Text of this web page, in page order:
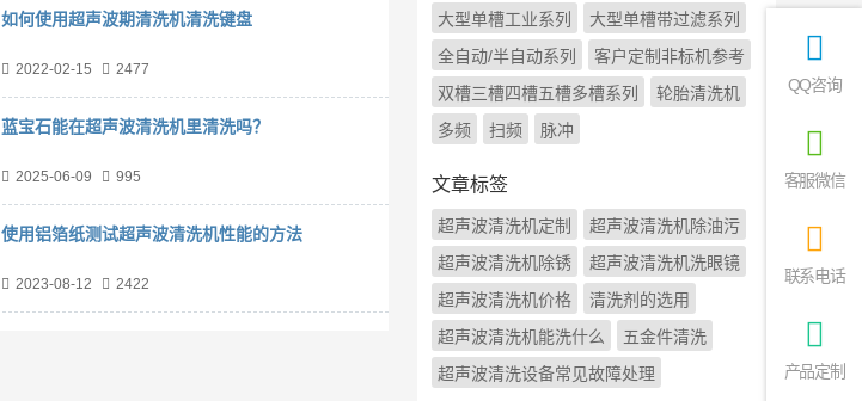
如何使用超声波期清洗机清洗键盘
2022-02-15 2477
蓝宝石能在超声波清洗机里清洗吗？
2025-06-09 995
使用铝箔纸测试超声波清洗机性能的方法
2023-08-12 2422
大型单槽工业系列
大型单槽带过滤系列
全自动/半自动系列
客户定制非标机参考
双槽三槽四槽五槽多槽系列
轮胎清洗机
多频
扫频 脉冲
文章标签
超声波清洗机定制
超声波清洗机除油污
超声波清洗机除锈
超声波清洗机洗眼镜
超声波清洗机价格
清洗剂的选用
超声波清洗机能洗什么
五金件清洗
超声波清洗设备常见故障处理
QQ咨询
客服微信
联系电话
产品定制